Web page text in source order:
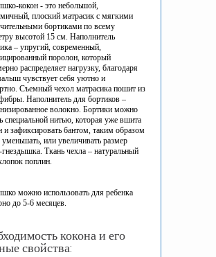
кокон - это небольшой,
плоский матрасик с мягкими
бортиками по всему
высотой 15 см. Наполнитель
– упругий, современный,
поролон, который
распределяет нагрузку, благодаря
чувствует себя уютно и
Съемный чехол матрасика пошит из
Наполнитель для бортиков –
волокно. Бортики можно
специальной нитью, которая уже вшита
и зафиксировать бантом, таким образом
или увеличивать размер
гнездышка. Ткань чехла – натуральный
поплин.
можно использовать для ребенка
до 5-6 месяцев.
кокона и его
свойства: